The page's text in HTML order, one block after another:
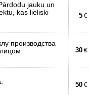
jauku un
kas lieliski
5 €
производства
30 €
50 €